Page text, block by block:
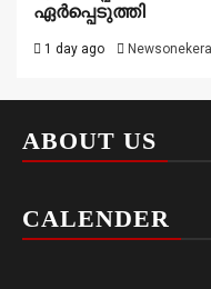
ഏര്‍പ്പെടുത്തി
1 day ago
ABOUT US
CALENDER